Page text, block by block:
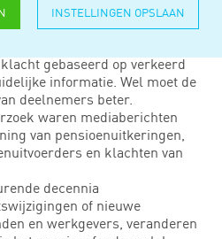
INSTELLINGEN OPSLAAN
van
er geen sprake is van veel en
gebaseerd op verkeerd
informatie. Wel moet de
deelnemers beter.
waren mediaberichten
van pensioenuitkeringen,
en klachten van
decennia
of nieuwe
en werkgevers, veranderen